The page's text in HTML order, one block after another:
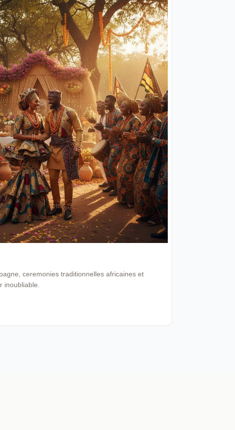
ceremonies traditionnelles africaines et
inoubliable.